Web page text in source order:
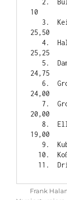
10
25,50
   4.  Halama, Frank            6,0
25,25
24,75
24,00
20,00
19,00
Autor
Frank